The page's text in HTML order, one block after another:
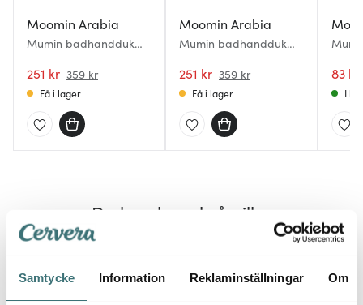
Samtycke Information Reklaminställningar Om
Moomin Arabia
Mumin badhandduk
marinblå
251 kr 359 kr
Få i lager
Moomin Arabia
Mumin badhandduk
rosa
251 kr 359 kr
Få i lager
83 kr
I
Du kanske också gillar
25%